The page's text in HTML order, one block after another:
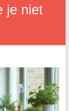
je niet